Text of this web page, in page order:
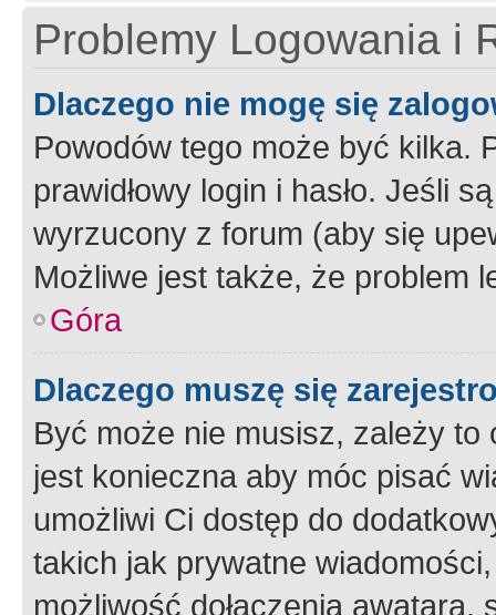
Problemy Logowania i
Dlaczego nie mogę się
Powodów tego może być kilka.
prawidłowy login i hasło. Jeśli
wyrzucony z forum (aby się
Możliwe jest także, że problem
Góra
Dlaczego muszę się
Być może nie musisz, zależy
jest konieczna aby móc pisać
umożliwi Ci dostęp do
takich jak prywatne
możliwość dołączenia